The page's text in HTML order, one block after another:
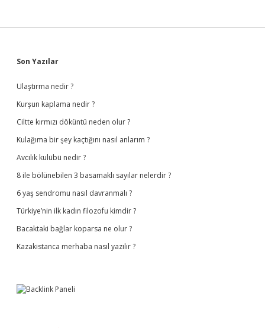
Sidebar
Son Yazılar
Ulaştırma nedir ?
Kurşun kaplama nedir ?
Ciltte kırmızı döküntü neden olur ?
Kulağıma bir şey kaçtığını nasıl anlarım ?
Avcılık kulübü nedir ?
8 ile bölünebilen 3 basamaklı sayılar nelerdir ?
6 yaş sendromu nasıl davranmalı ?
Türkiye’nin ilk kadın filozofu kimdir ?
Bacaktaki bağlar koparsa ne olur ?
Kazakistanca merhaba nasıl yazılır ?